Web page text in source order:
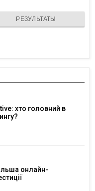
РЕЗУЛЬТАТЫ
хто головний в
онлайн-